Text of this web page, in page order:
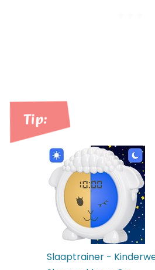
Tip:
Slaaptrainer -